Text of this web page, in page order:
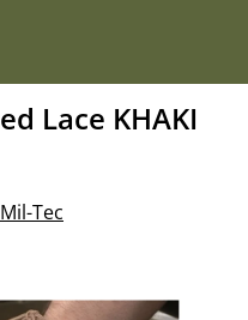
Lace KHAKI
Mil-Tec